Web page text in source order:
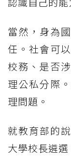
當然，身為
任。社會可
校務、是否
理公私分際
理問題。
就教育部的
大學校長遴